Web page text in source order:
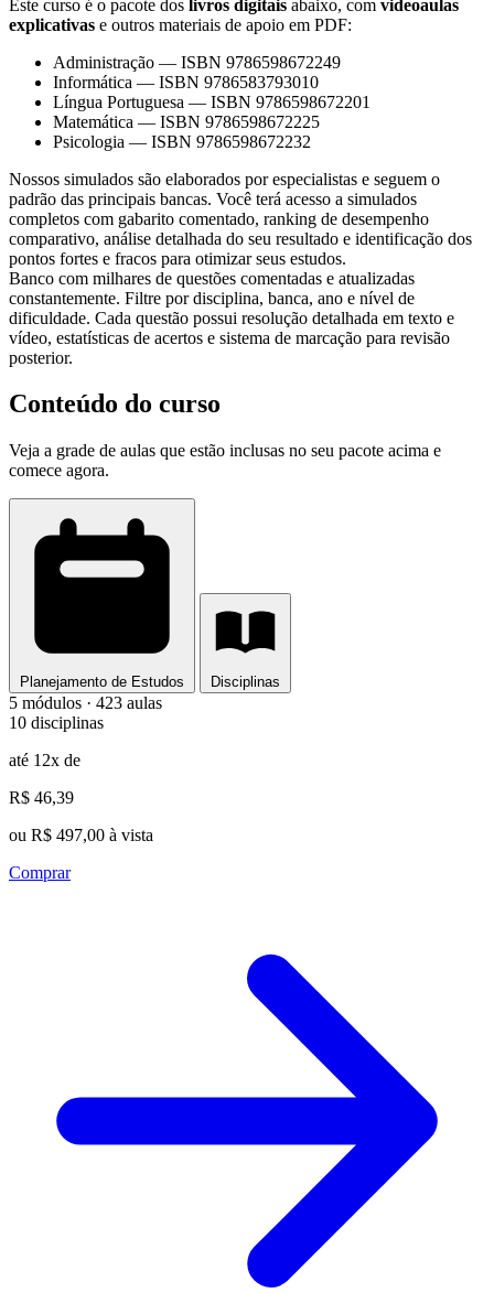
Este curso é o pacote dos livros digitais abaixo, com videoaulas
explicativas e outros materiais de apoio em PDF:
Administração — ISBN 9786598672249
Informática — ISBN 9786583793010
Língua Portuguesa — ISBN 9786598672201
Matemática — ISBN 9786598672225
Psicologia — ISBN 9786598672232
Nossos simulados são elaborados por especialistas e seguem o
padrão das principais bancas. Você terá acesso a simulados
completos com gabarito comentado, ranking de desempenho
comparativo, análise detalhada do seu resultado e identificação dos
pontos fortes e fracos para otimizar seus estudos.
Banco com milhares de questões comentadas e atualizadas
constantemente. Filtre por disciplina, banca, ano e nível de
dificuldade. Cada questão possui resolução detalhada em texto e
vídeo, estatísticas de acertos e sistema de marcação para revisão
posterior.
Conteúdo do curso
Veja a grade de aulas que estão inclusas no seu pacote acima e
comece agora.
Planejamento de Estudos Disciplinas
5 módulos · 423 aulas
10 disciplinas
até 12x de
R$ 46,39
ou R$ 497,00 à vista
Comprar